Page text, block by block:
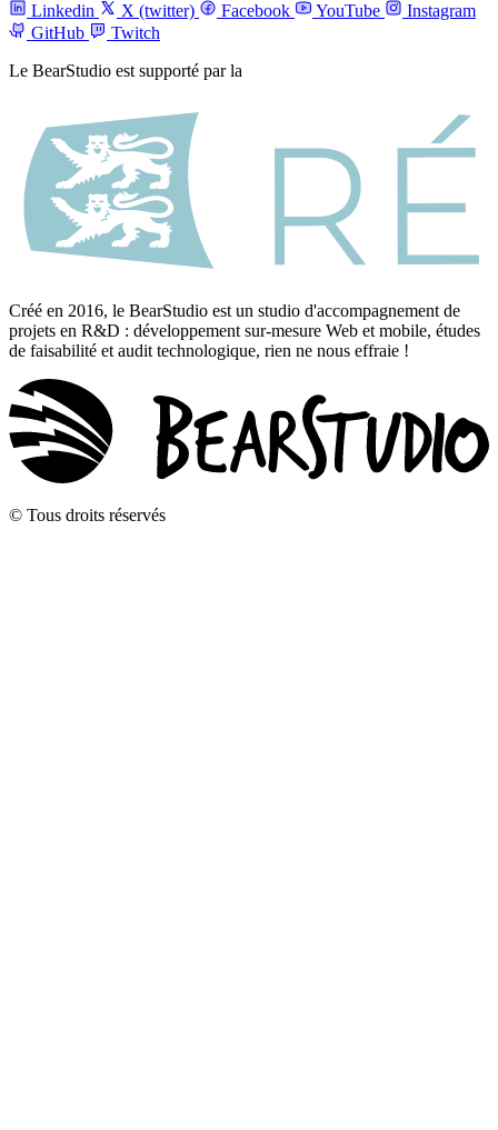
Linkedin
X (twitter) Facebook YouTube
Instagram
GitHub
Twitch
Le BearStudio est supporté par la
Créé en 2016, le BearStudio est un studio d'accompagnement de
projets en R&D : développement sur-mesure Web et mobile, études
de faisabilité et audit technologique, rien ne nous effraie !
© Tous droits réservés